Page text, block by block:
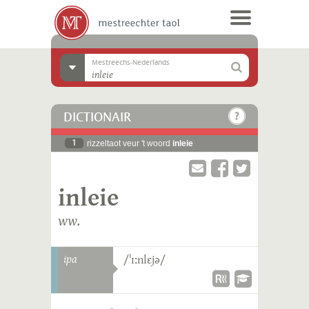
Mestreechs-Nederlands
DICTIONAIR
1 rizzeltaot veur 't woord inleie
inleie
ww.
ipa /ˈɪːnlɛjə/